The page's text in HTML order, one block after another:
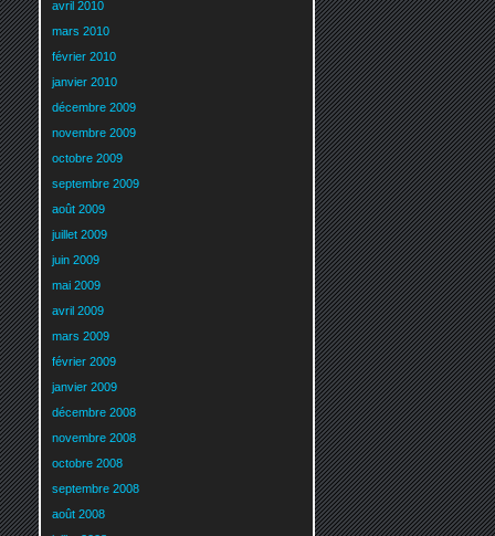
avril 2010
mars 2010
février 2010
janvier 2010
décembre 2009
novembre 2009
octobre 2009
septembre 2009
août 2009
juillet 2009
juin 2009
mai 2009
avril 2009
mars 2009
février 2009
janvier 2009
décembre 2008
novembre 2008
octobre 2008
septembre 2008
août 2008